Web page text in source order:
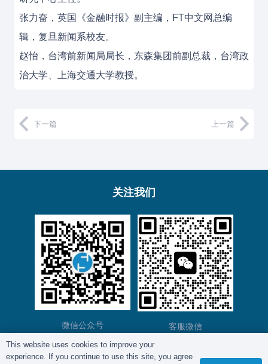
张力奋，英国《金融时报》副主编，FT中文网总编
辑，复旦新闻系校友。
赵怡，台湾前新闻局局长，东森集团前副总裁，台湾政
治大学、上海交通大学教授。
下一篇 上一篇
关注我们
微信公众号 客服微信
This website uses cookies to improve your
experience. If you continue to use this site, you agree